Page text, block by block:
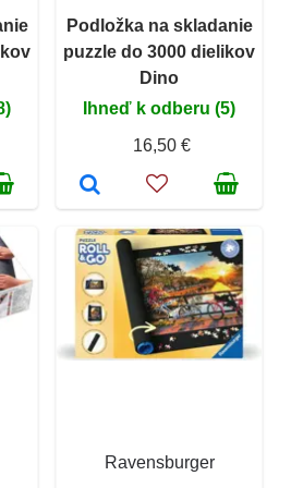
Podložka na skladanie
puzzle do 3000 dielikov
Dino
Ihneď k odberu (5)
16,50 €
Ravensburger